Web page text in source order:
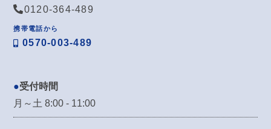
0120-364-489
携帯電話から
0570-003-489
受付時間
月～土 8:00 - 11:00